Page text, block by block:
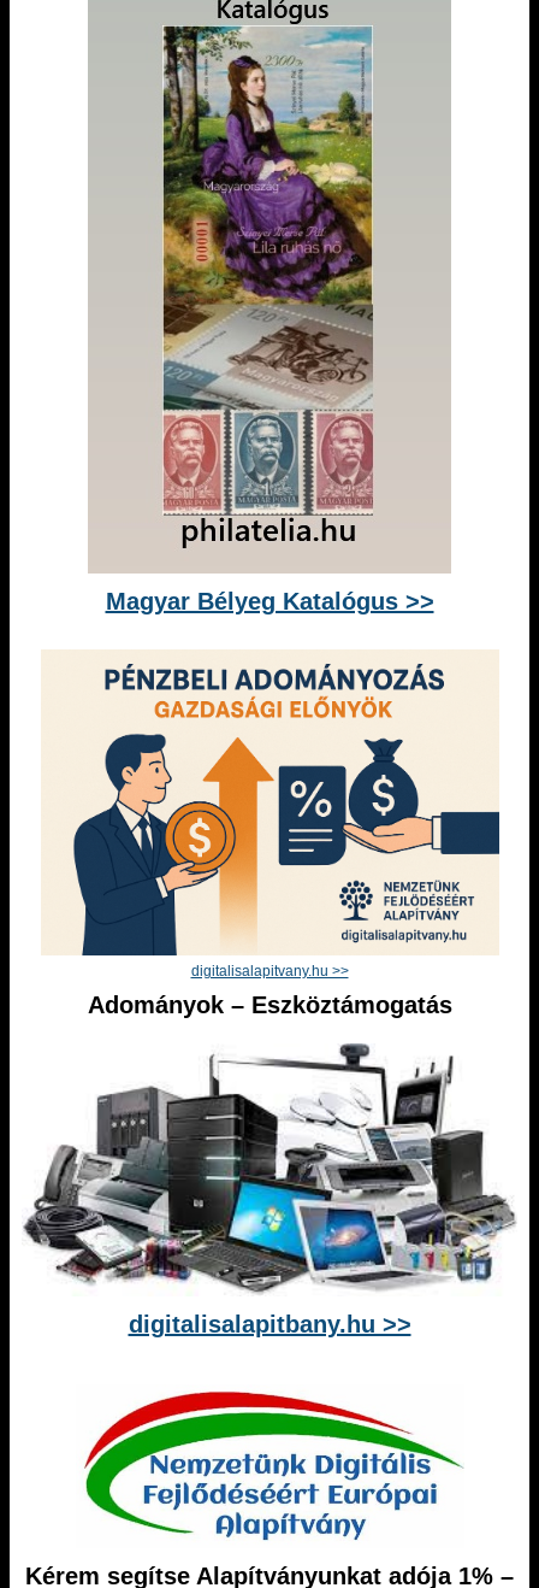
Magyar Bélyeg Katalógus >>
digitalisalapitvany.hu >>
Adományok – Eszköztámogatás
digitalisalapitbany.hu >>
Kérem segítse Alapítványunkat adója 1% –